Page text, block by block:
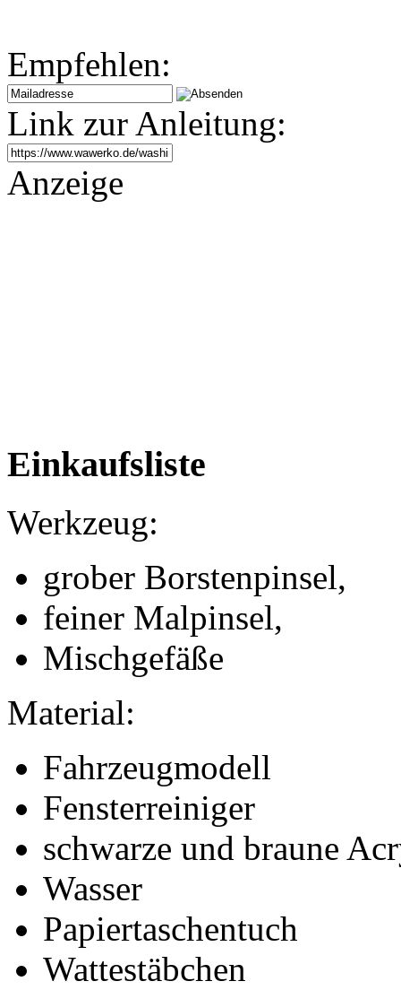
Empfehlen:
Link zur Anleitung:
Anzeige
Einkaufsliste
Werkzeug:
grober Borstenpinsel,
feiner Malpinsel,
Mischgefäße
Material:
Fahrzeugmodell
Fensterreiniger
schwarze und braune
Wasser
Papiertaschentuch
Wattestäbchen